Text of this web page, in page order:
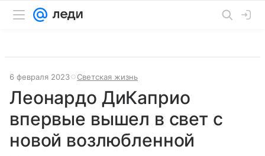
6 февраля 2023 Светская жизнь
Леонардо ДиКаприо
впервые вышел в свет с
новой возлюбленной